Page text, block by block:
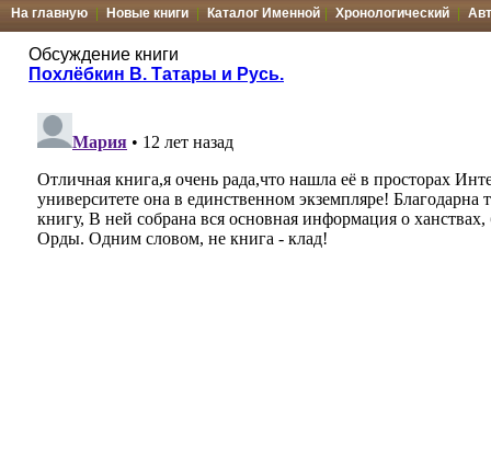
На главную Новые книги Каталог Именной Хронологический
Обсуждение книги
Похлёбкин В. Татары и Русь.